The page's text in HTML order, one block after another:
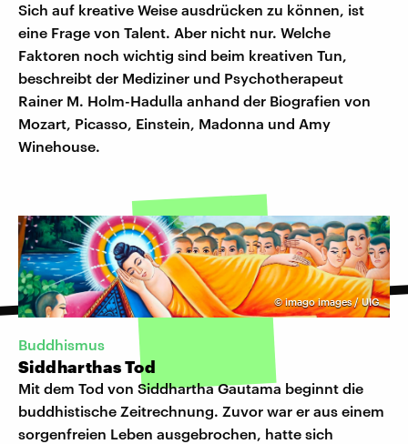
Sich auf kreative Weise ausdrücken zu können, ist
eine Frage von Talent. Aber nicht nur. Welche
Faktoren noch wichtig sind beim kreativen Tun,
beschreibt der Mediziner und Psychotherapeut
Rainer M. Holm-Hadulla anhand der Biografien von
Mozart, Picasso, Einstein, Madonna und Amy
Winehouse.
©imago images / UIG
Buddhismus
Siddharthas Tod
Mit dem Tod von Siddhartha Gautama beginnt die
buddhistische Zeitrechnung. Zuvor war er aus einem
sorgenfreien Leben ausgebrochen, hatte sich